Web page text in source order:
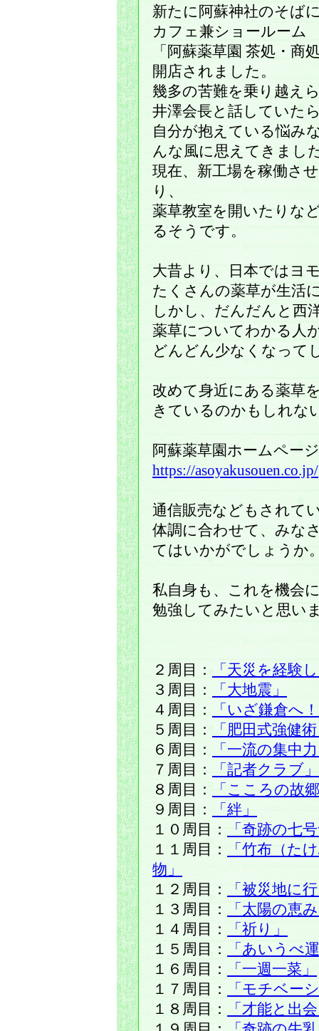
新たに阿蘇神社のそば
カフェ兼ショールーム
「阿蘇薬草園 茶処・商
開店されました。
幾多の苦難を乗り越え
井澤会長と話していた
自分が抱えている悩み
んな風に思えてきまし
現在、新工場を稼働さ
り、
薬草教室を開いたりな
るそうです。
大昔より、日本ではヨ
たくさんの薬草が生活
しかし、だんだんと西
薬草についてわかる人
どんどん少なくなって
改めて身近にある薬草
きているのかもしれな
阿蘇薬草園ホームページ
https://asoyakusouen.co.jp/
通信販売などもされて
体調に合わせて、みな
てはいかがでしょうか
私自身も、これを機会
勉強してみたいと思い
２周目：
「天災を経験
３周目：
「大地震」
４周目：
「いざ鎌倉へ
５周目：
「肥田式強健
６周目：
「一流の集中
７周目：
「記者クラブ」
８周目：
「こころの故
９周目：
「絆」
１０周目：
「奇跡の七
１１周目：
「竹布（た
物」
１２周目：
「被災地に
１３周目：
「太陽の恵
１４周目：
「祈り」
１５周目：
「あいうべ
１６周目：
「一週一菜」
１７周目：
「モチベー
１８周目：
「才能と出